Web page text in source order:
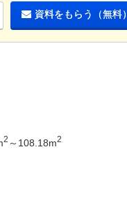
資料をもらう（無料）
2 ～108.18m2